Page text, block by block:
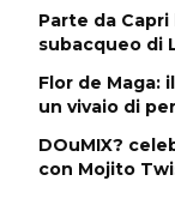
Parte da
subacqueo di
Flor de Maga:
un vivaio di
DOuMIX?
con Mojito